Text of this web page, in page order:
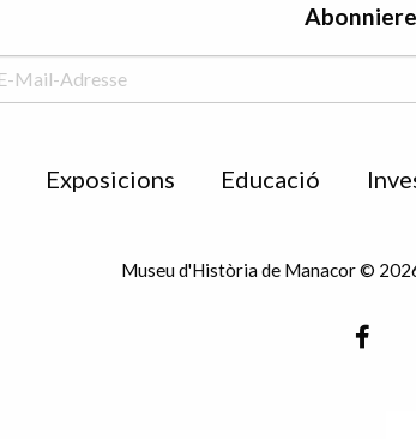
Exposicions Educació
Museu d'Història de Manacor ©